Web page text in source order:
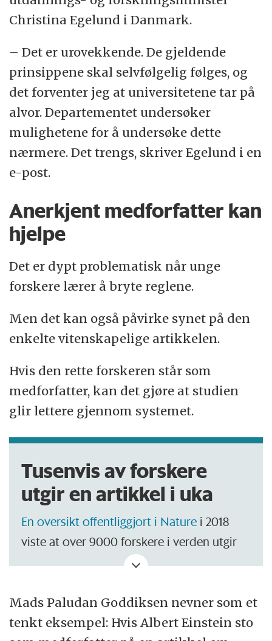
Christina Egelund i Danmark.
– Det er urovekkende. De gjeldende
prinsippene skal selvfølgelig følges, og
det forventer jeg at universitetene tar på
alvor. Departementet undersøker
mulighetene for å undersøke dette
nærmere. Det trengs, skriver Egelund i en
e-post.
Anerkjent medforfatter kan
hjelpe
Det er dypt problematisk når unge
forskere lærer å bryte reglene.
Men det kan også påvirke synet på den
enkelte vitenskapelige artikkelen.
Hvis den rette forskeren står som
medforfatter, kan det gjøre at studien
glir lettere gjennom systemet.
Tusenvis av forskere
utgir en artikkel i uka
En oversikt offentliggjort i Nature i 2018
viste at over 9000 forskere i verden utgir
over 72 vitenskapelige artikler i året.
Det svarer til at forskerne utgir en artikkel
mer enn hver femte dag hele året rundt.
Mads Paludan Goddiksen nevner som et
tenkt eksempel: Hvis Albert Einstein sto